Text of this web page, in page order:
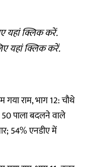
यहां क्लिककरें.
यहां क्लिककरें.
गया राम, भाग 12: चौथे
पाला बदलने वाले
54% एनडीए में